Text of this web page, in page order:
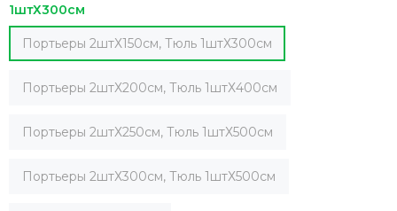
1штХ300см
Портьеры 2штХ150см, Тюль 1штХ300см
Портьеры 2штХ200см, Тюль 1штХ400см
Портьеры 2штХ250см, Тюль 1штХ500см
Портьеры 2штХ300см, Тюль 1штХ500см